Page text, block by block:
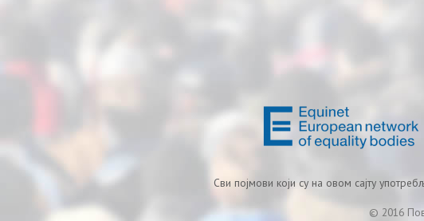
Сви појмови који су на овом сајту
© 2016